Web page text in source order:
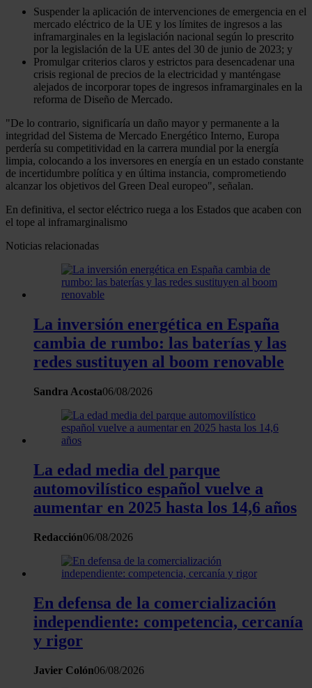
Suspender la aplicación de intervenciones de emergencia en el
mercado eléctrico de la UE y los límites de ingresos a las
inframarginales en la legislación nacional según lo prescrito
por la legislación de la UE antes del 30 de junio de 2023; y
Promulgar criterios claros y estrictos para desencadenar una
crisis regional de precios de la electricidad y manténgase
alejados de incorporar topes de ingresos inframarginales en la
reforma de Diseño de Mercado.
"De lo contrario, significaría un daño mayor y permanente a la
integridad del Sistema de Mercado Energético Interno, Europa
perdería su competitividad en la carrera mundial por la energía
limpia, colocando a los inversores en energía en un estado constante
de incertidumbre política y en última instancia, comprometiendo
alcanzar los objetivos del Green Deal europeo", señalan.
En definitiva, el sector eléctrico ruega a los Estados que acaben con
el tope al inframarginalismo
Noticias relacionadas
La inversión energética en España
cambia de rumbo: las baterías y las
redes sustituyen al boom renovable
Sandra Acosta06/08/2026
La edad media del parque
automovilístico español vuelve a
aumentar en 2025 hasta los 14,6 años
Redacción06/08/2026
En defensa de la comercialización
independiente: competencia, cercanía
y rigor
Javier Colón06/08/2026